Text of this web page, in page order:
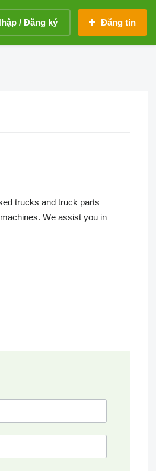
/ Đăng ký Đăng tin
trucks and truck parts
We assist you in